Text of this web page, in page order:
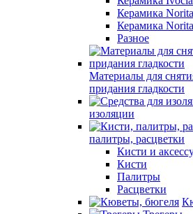
Керамика
Керамика
Разное
Материалы для
придания гладкости
изоляции
палитры, расцветки
Кисти и
Кисти
Палитры
Расцветки